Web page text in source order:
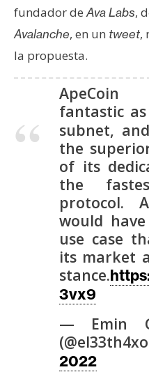
fundador deAva Labs,
Avalanche, en un tweet,
la propuesta.
fantastic
subnet,
the
of its
the
protocol.
would
use case
its market
stance.
3vx9
— Emin
2022